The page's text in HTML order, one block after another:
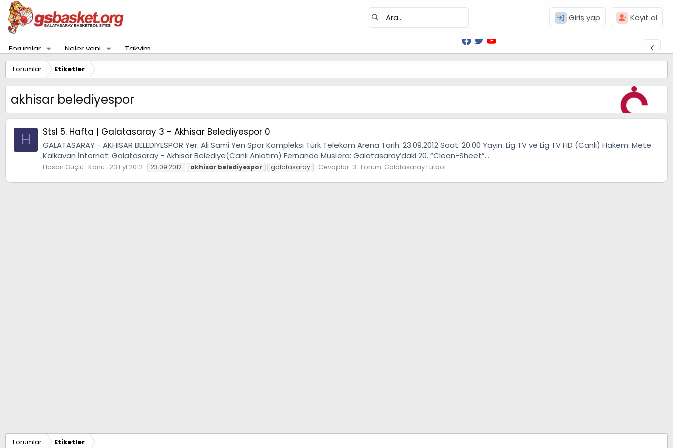
Giriş yap Kayıt ol
Forumlar Neler yeni Takvim
Forumlar Etiketler
akhisar belediyespor
H Stsl 5. Hafta | Galatasaray 3 - Akhisar Belediyespor 0
GALATASARAY - AKHISAR BELEDIYESPOR Yer: Ali Sami Yen Spor Kompleksi Türk Telekom Arena Tarih: 23.09.2012 Saat: 20.00 Yayın: Lig TV ve Lig TV HD (Canlı) Hakem: Mete
Kalkavan İnternet: Galatasaray - Akhisar Belediye(Canlı Anlatım) Fernando Muslera: Galatasaray’daki 20. “Clean-Sheet”...
Hasan Güçlü Konu 23 Eyl 2012 23 09 2012 akhisar belediyespor galatasaray Cevaplar: 3 Forum: Galatasaray Futbol
Forumlar Etiketler